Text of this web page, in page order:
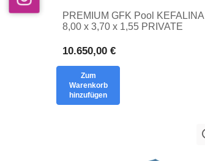
PREMIUM GFK Pool KEFALINA
8,00 x 3,70 x 1,55 PRIVATE
10.650,00 €
Zum
Warenkorb
hinzufügen